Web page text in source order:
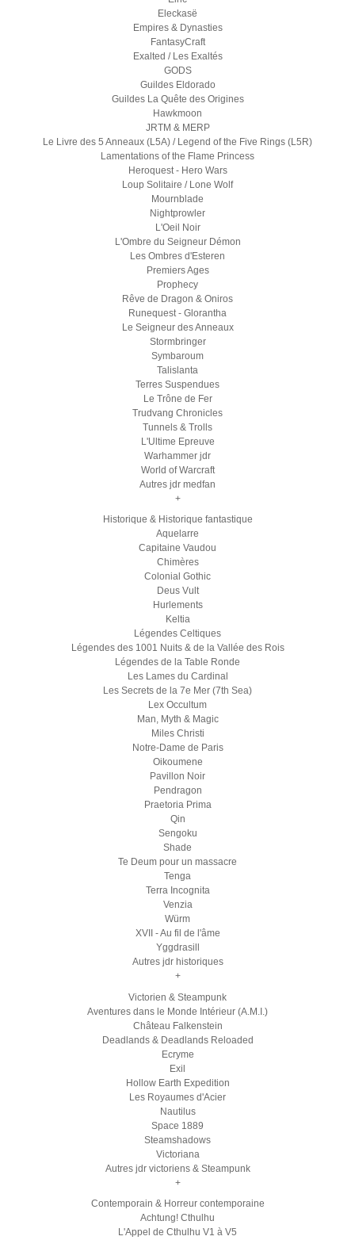
Eleckasë
Empires & Dynasties
FantasyCraft
Exalted / Les Exaltés
GODS
Guildes Eldorado
Guildes La Quête des Origines
Hawkmoon
JRTM & MERP
Le Livre des 5 Anneaux (L5A) / Legend of the Five Rings (L5R)
Lamentations of the Flame Princess
Heroquest - Hero Wars
Loup Solitaire / Lone Wolf
Mournblade
Nightprowler
L'Oeil Noir
L'Ombre du Seigneur Démon
Les Ombres d'Esteren
Premiers Ages
Prophecy
Rêve de Dragon & Oniros
Runequest - Glorantha
Le Seigneur des Anneaux
Stormbringer
Symbaroum
Talislanta
Terres Suspendues
Le Trône de Fer
Trudvang Chronicles
Tunnels & Trolls
L'Ultime Epreuve
Warhammer jdr
World of Warcraft
Autres jdr medfan
+
Historique & Historique fantastique
Aquelarre
Capitaine Vaudou
Chimères
Colonial Gothic
Deus Vult
Hurlements
Keltia
Légendes Celtiques
Légendes des 1001 Nuits & de la Vallée des Rois
Légendes de la Table Ronde
Les Lames du Cardinal
Les Secrets de la 7e Mer (7th Sea)
Lex Occultum
Man, Myth & Magic
Miles Christi
Notre-Dame de Paris
Oikoumene
Pavillon Noir
Pendragon
Praetoria Prima
Qin
Sengoku
Shade
Te Deum pour un massacre
Tenga
Terra Incognita
Venzia
Würm
XVII - Au fil de l'âme
Yggdrasill
Autres jdr historiques
+
Victorien & Steampunk
Aventures dans le Monde Intérieur (A.M.I.)
Château Falkenstein
Deadlands & Deadlands Reloaded
Ecryme
Exil
Hollow Earth Expedition
Les Royaumes d'Acier
Nautilus
Space 1889
Steamshadows
Victoriana
Autres jdr victoriens & Steampunk
+
Contemporain & Horreur contemporaine
Achtung! Cthulhu
L'Appel de Cthulhu V1 à V5